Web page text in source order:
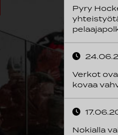
Pyry
Verkot
kovaa
Nokialla